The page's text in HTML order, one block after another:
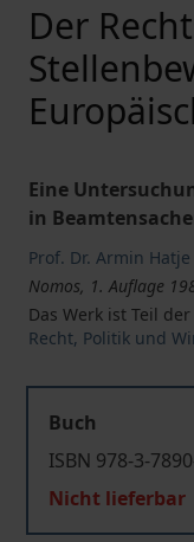
Der
Eine
in
Prof. Dr. Armin Hatje
Nomos, 1. Auflage
Das Werk ist Teil der
Recht, Politik und
Buch
ISBN 978-3-
Nicht lieferbar